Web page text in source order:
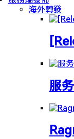
海外轉發
服